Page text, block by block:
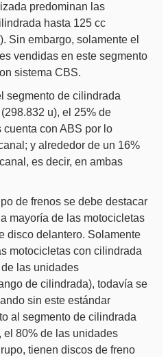
predominan las
hasta 125 cc
Sin embargo, solamente el
vendidas en este segmento
sistema CBS.
segmento de cilindrada
u), el 25% de
con ABS por lo
y alrededor de un 16%
es decir, en ambas
de frenos se debe destacar
mayoría de las motocicletas
disco delantero. Solamente
motocicletas con cilindrada
las unidades
de cilindrada), todavía se
sin este estándar
al segmento de cilindrada
el 80% de las unidades
tienen discos de freno